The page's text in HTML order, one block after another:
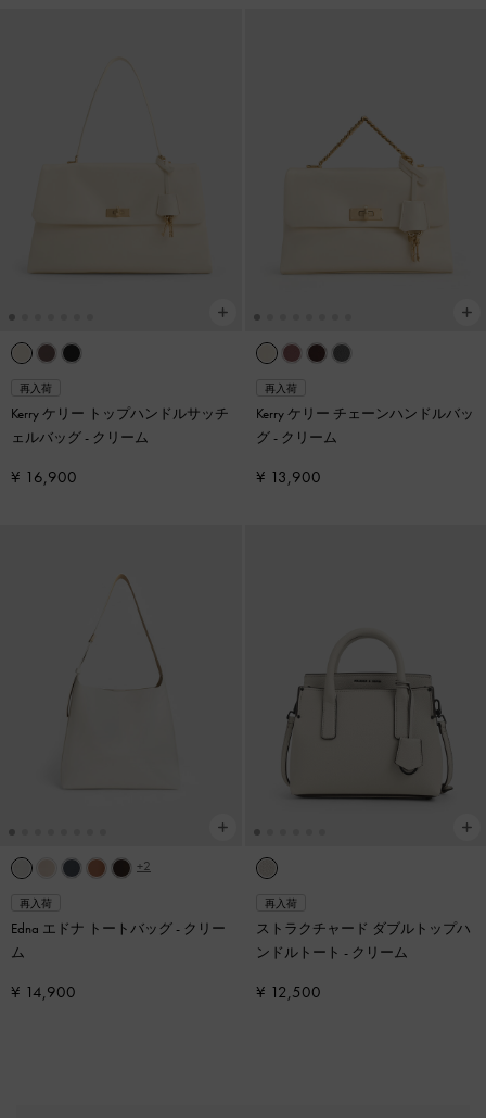
再入荷
Kerry ケリー トップハンドルサッチ
ェルバッグ- クリーム
¥ 16,900
再入荷
Kerry ケリー チェーンハンドルバッ
グ- クリーム
¥ 13,900
+2
再入荷
Edna エドナ トートバッグ- クリー
ム
¥ 14,900
再入荷
ストラクチャード ダブルトップハ
ンドルトート - クリーム
¥ 12,500